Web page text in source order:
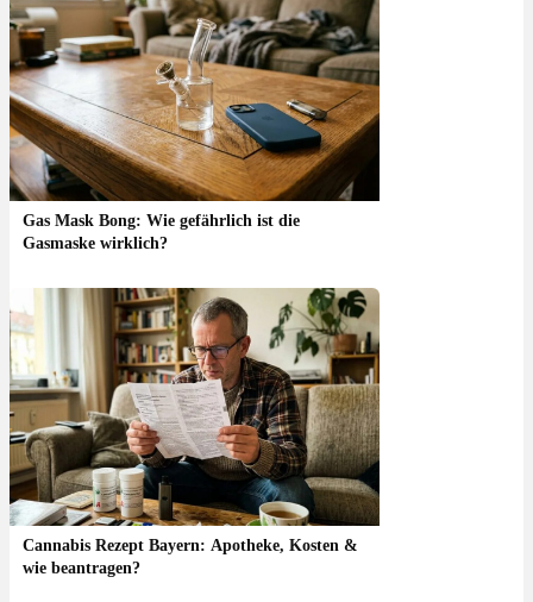
Gas Mask Bong: Wie gefährlich ist die
Gasmaske wirklich?
Cannabis Rezept Bayern: Apotheke, Kosten &
wie beantragen?